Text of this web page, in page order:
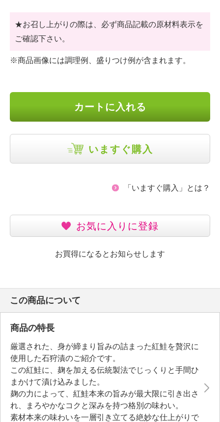
★お召し上がりの際は、必ず商品記載の原材料表示を
ご確認下さい。
※商品画像には調理例、盛りつけ例が含まれます。
カートに入れる
いますぐ購入
「いますぐ購入」とは？
お気に入りに登録
お買得になるとお知らせします
この商品について
商品の特長
厳選された、身が締まり旨みの詰まった紅鮭を贅沢に
使用した石狩漬のご紹介です。
この紅鮭に、麹を加える伝統製法でじっくりと手間ひ
まかけて漬け込みました。
麹の力によって、紅鮭本来の旨みが最大限に引き出さ
れ、まろやかなコクと深みを持つ格別の味わい。
素材本来の味わいを一層引き立てる絶妙な仕上がりで